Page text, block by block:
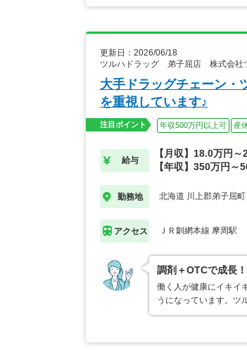
更新日：2026/06/18
ツルハドラッグ 弟子屈店 株式会社
大手ドラッグチェーン・
を重視しています♪
注目ポイント 年収500万円以上可 産
給与
【月収】18.0万円
【年収】350万円～
勤務地 北海道 川上郡弟子屈町
アクセス ＪＲ釧網本線 摩周駅
調剤＋OTCで成長
働く人が健康にイキイ
うになっています。ツ